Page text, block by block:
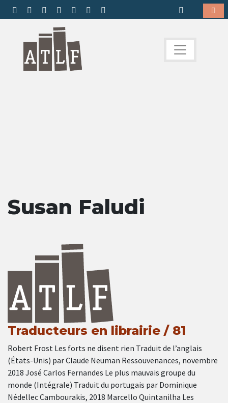
Susan Faludi
Traducteurs en librairie / 81
Robert Frost Les forts ne disent rien Traduit de l’anglais
(États-Unis) par Claude Neuman Ressouvenances, novembre
2018 José Carlos Fernandes Le plus mauvais groupe du
monde (Intégrale) Traduit du portugais par Dominique
Nédellec Cambourakis, 2018 Marcello Quintanilha Les